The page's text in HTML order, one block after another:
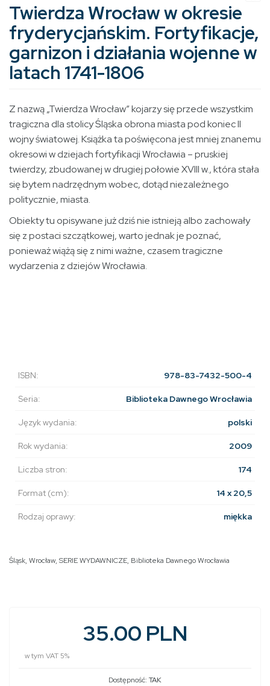
Twierdza Wrocław w okresie
fryderycjańskim. Fortyfikacje,
garnizon i działania wojenne w
latach 1741-1806
Z nazwą „Twierdza Wrocław” kojarzy się przede wszystkim
tragiczna dla stolicy Śląska obrona miasta pod koniec II
wojny światowej. Książka ta poświęcona jest mniej znanemu
okresowi w dziejach fortyfikacji Wrocławia – pruskiej
twierdzy, zbudowanej w drugiej połowie XVIII w., która stała
się bytem nadrzędnym wobec, dotąd niezależnego
politycznie, miasta.
Obiekty tu opisywane już dziś nie istnieją albo zachowały
się z postaci szczątkowej, warto jednak je poznać,
ponieważ wiążą się z nimi ważne, czasem tragiczne
wydarzenia z dziejów Wrocławia.
ISBN: 978-83-7432-500-4
Seria: Biblioteka Dawnego Wrocławia
Język wydania: polski
Rok wydania: 2009
Liczba stron: 174
Format (cm): 14 x 20,5
Rodzaj oprawy: miękka
Śląsk, Wrocław, SERIE WYDAWNICZE, Biblioteka Dawnego Wrocławia
35.00 PLN
w tym VAT 5%
Dostępność: TAK